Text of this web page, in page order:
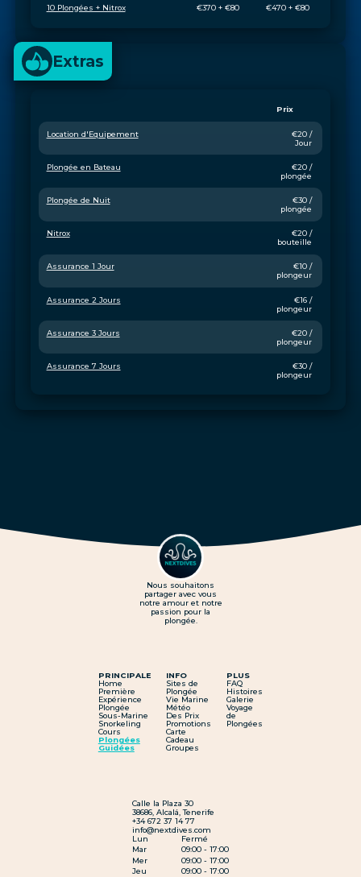
10 Plongées + Nitrox €370 + €80 €470 + €80
Extras
Prix
Location d'Equipement
€20 /
Jour
Plongée en Bateau
€20 /
plongée
Plongée de Nuit
€30 /
plongée
Nitrox
€20 /
bouteille
Assurance 1 Jour
€10 /
plongeur
Assurance 2 Jours
€16 /
plongeur
Assurance 3 Jours
€20 /
plongeur
Assurance 7 Jours
€30 /
plongeur
Nous souhaitons
partager avec vous
notre amour et notre
passion pour la
plongée.
PRINCIPALE
Home
Première
Expérience
Plongée
Sous-Marine
Snorkeling
Cours
Plongées
Guidées
INFO
Sites de
Plongée
Vie Marine
Météo
Des Prix
Promotions
Carte
Cadeau
Groupes
PLUS
FAQ
Histoires
Galerie
Voyage
de
Plongées
Calle la Plaza 30
38686, Alcalá, Tenerife
+34 672 37 14 77
info@nextdives.com
Lun
Fermé
Mar
09:00 - 17:00
Mer
09:00 - 17:00
Jeu
09:00 - 17:00